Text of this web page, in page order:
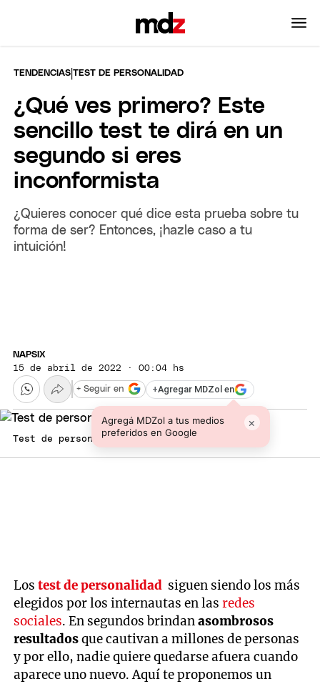
TENDENCIAS |TEST DE PERSONALIDAD
¿Qué ves primero? Este
sencillo test te dirá en un
segundo si eres
inconformista
¿Quieres conocer qué dice esta prueba sobre tu
forma de ser? Entonces, ¡hazle caso a tu
intuición!
NAPSIX
15 de abril de 2022 · 00:04 hs
+Agregar MDZol en
Agregá MDZol a tus medios
preferidos en Google
×
+ Seguir en
Test de personalidad
Lostest de personalidad siguen siendo los más
elegidos por los internautas en lasredes
sociales. En segundos brindanasombrosos
resultadosque cautivan a millones de personas
y por ello, nadie quiere quedarse afuera cuando
aparece uno nuevo. Aquí te proponemos un